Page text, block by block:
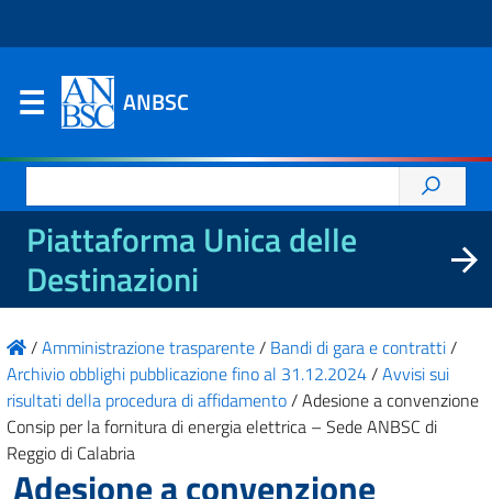
ANBSC
per:
Piattaforma Unica delle
Destinazioni
/Amministrazione trasparente/ Bandi di gara e contratti/
Archivio obblighi pubblicazione fino al 31.12.2024/Avvisi sui
risultati della procedura di affidamento/Adesione a convenzione
Consip per la fornitura di energia elettrica – Sede ANBSC di
Reggio di Calabria
Adesione a convenzione